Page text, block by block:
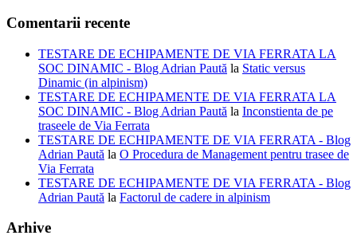
Comentarii recente
TESTARE DE ECHIPAMENTE DE VIA FERRATA LA
SOC DINAMIC - Blog Adrian Paută la Static versus
Dinamic (in alpinism)
TESTARE DE ECHIPAMENTE DE VIA FERRATA LA
SOC DINAMIC - Blog Adrian Paută la Inconstienta de pe
traseele de Via Ferrata
TESTARE DE ECHIPAMENTE DE VIA FERRATA - Blog
Adrian Paută la O Procedura de Management pentru trasee de
Via Ferrata
TESTARE DE ECHIPAMENTE DE VIA FERRATA - Blog
Adrian Paută la Factorul de cadere in alpinism
Arhive